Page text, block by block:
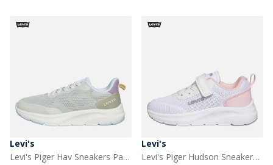
Levi's
Levi's Piger Hav Sneakers Pastel Green 0308
Levi's
Levi's Piger Hudson Sneakers White Rose 2900